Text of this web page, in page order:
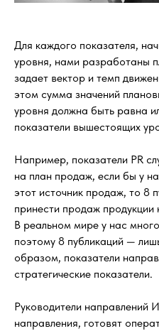
Для каждого показателя,
уровня, нами разработаны
задает вектор и темп
этом сумма значений
уровня должна быть равна
показатели вышестоящих
Например, показатели PR
на план продаж, если бы у
этот источник продаж, то 8
принести продаж продукции
В реальном мире у нас
поэтому 8 публикаций —
образом, показатели
стратегические показатели.
Руководители направлений
направления, готовят